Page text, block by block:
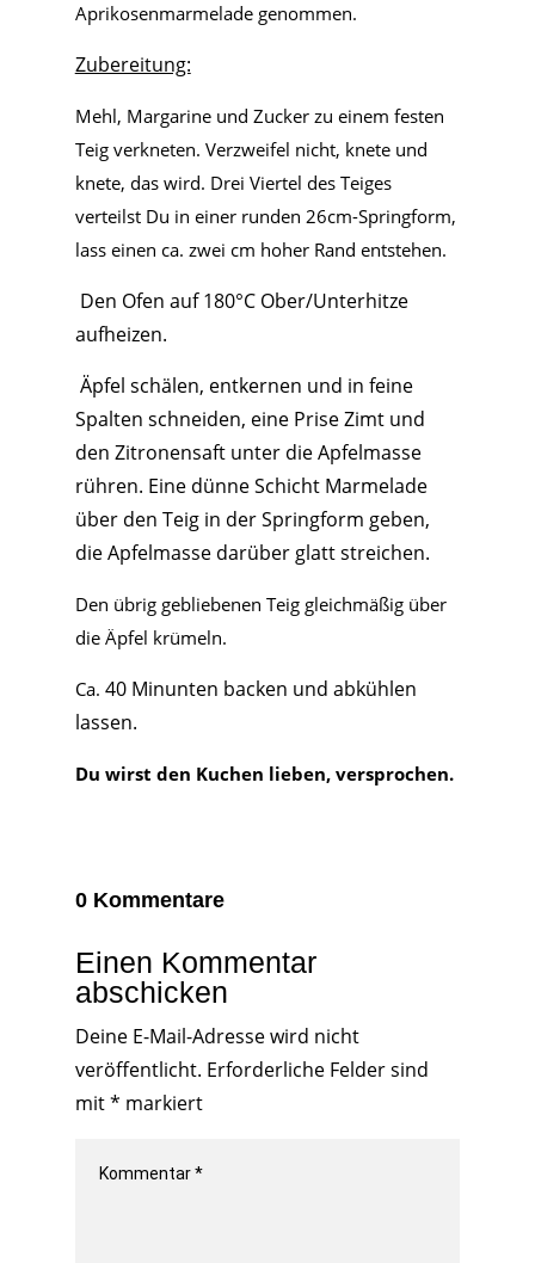
Aprikosenmarmelade genommen.
Zubereitung:
Mehl, Margarine und Zucker zu einem festen
Teig verkneten. Verzweifel nicht, knete und
knete, das wird. Drei Viertel des Teiges
verteilst Du in einer runden 26cm-Springform,
lass einen ca. zwei cm hoher Rand entstehen.
Den Ofen auf 180°C Ober/Unterhitze
aufheizen.
Äpfel schälen, entkernen und in feine
Spalten schneiden, eine Prise Zimt und
den Zitronensaft unter die Apfelmasse
rühren. Eine dünne Schicht Marmelade
über den Teig in der Springform geben,
die Apfelmasse darüber glatt streichen.
Den übrig gebliebenen Teig gleichmäßig über
die Äpfel krümeln.
Ca. 40 Minunten backen und abkühlen
lassen.
Du wirst den Kuchen lieben, versprochen.
0 Kommentare
Einen Kommentar
abschicken
Deine E-Mail-Adresse wird nicht
veröffentlicht. Erforderliche Felder sind
mit* markiert